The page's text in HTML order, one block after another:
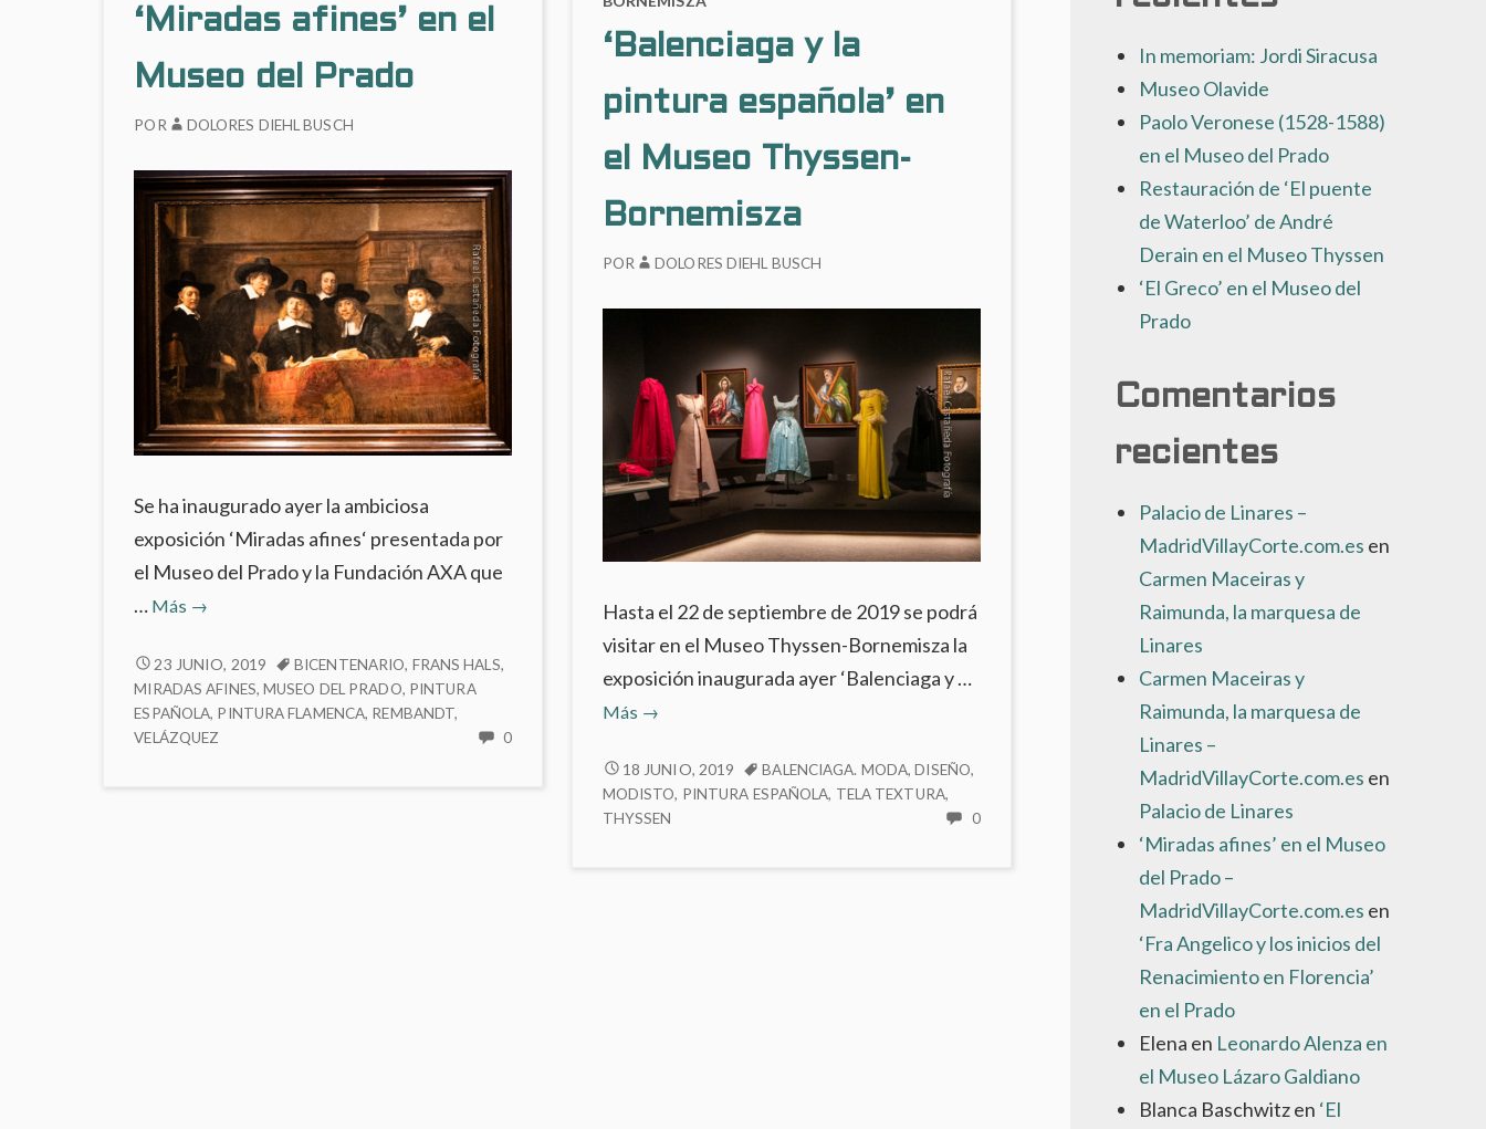
‘Miradas afines’ en el
Museo del Prado
POR DOLORES DIEHL BUSCH
Se ha inaugurado ayer la ambiciosa
exposición ‘Miradas afines‘ presentada por
el Museo del Prado y la Fundación AXA que
… Más ‘Miradas
en
el
Museo
del
→
‘MIRADAS
AFINES’
EN
EL
23 JUNIO, 2019 BICENTENARIO, FRANS HALS,
MIRADAS AFINES,MUSEO DEL PRADO, PINTURA
ESPAÑOLA, PINTURA FLAMENCA, REMBANDT,
VELÁZQUEZ
0NO
COMENTARIOS
‘Balenciaga y la
pintura española’ en
el Museo Thyssen-
Bornemisza
POR DOLORES DIEHL BUSCH
Hasta el 22 de septiembre de 2019 se podrá
visitar en el Museo Thyssen-Bornemisza la
exposición inaugurada ayer ‘Balenciaga y …
Más
‘Balenciaga
la
pintura
española’
→
‘BALENCIAGA
Y
LA
18 JUNIO, 2019 BALENCIAGA. MODA,DISEÑO,
MODISTO, PINTURA ESPAÑOLA, TELA TEXTURA,
THYSSEN
0NO
In memoriam: Jordi Siracusa
Museo Olavide
Paolo Veronese (1528-1588)
en el Museo del Prado
Restauración de ‘El puente
de Waterloo’ de André
Derain en el Museo Thyssen
‘El Greco’ en el Museo del
Prado
Comentarios
recientes
Palacio de Linares –
MadridVillayCorte.com.es en
Carmen Maceiras y
Raimunda, la marquesa de
Linares
Carmen Maceiras y
Raimunda, la marquesa de
Linares –
MadridVillayCorte.com.es en
Palacio de Linares
‘Miradas afines’ en el Museo
del Prado –
MadridVillayCorte.com.es en
‘Fra Angelico y los inicios del
Renacimiento en Florencia’
en el Prado
Elena en Leonardo Alenza en
el Museo Lázaro Galdiano
Blanca Baschwitzen ‘El